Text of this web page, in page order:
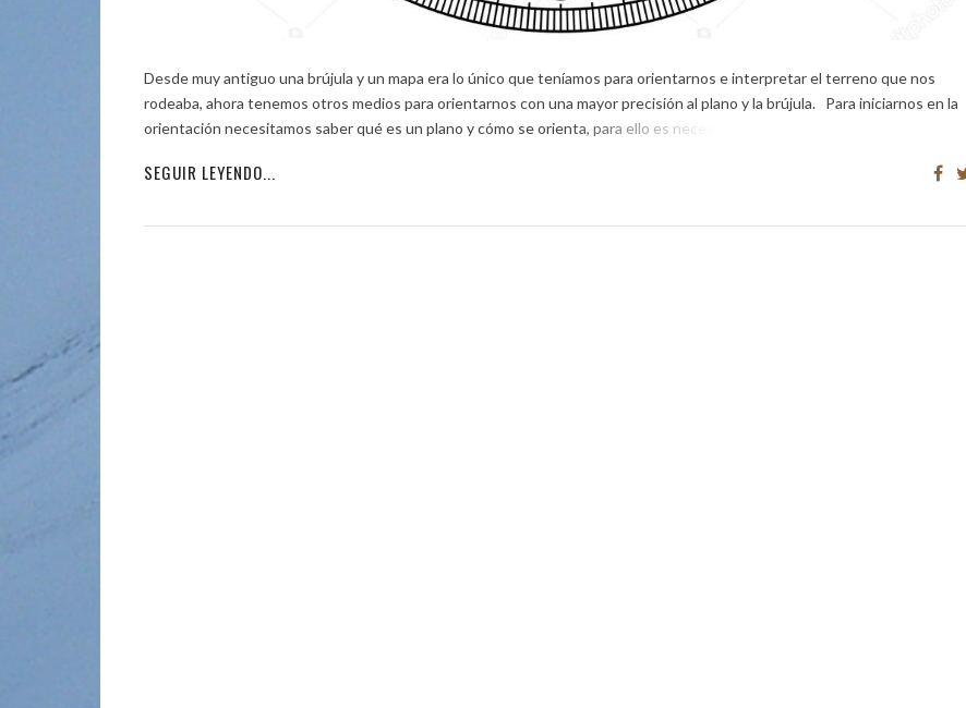
Desde muy antiguo una brújula y un mapa era lo único que teníamos para orientarnos e interpretar el terreno que nos
rodeaba, ahora tenemos otros medios para orientarnos con una mayor precisión al plano y la brújula. Para iniciarnos en la
orientación necesitamos saber qué es un plano y cómo se orienta, para ello es necesario […]
SEGUIR LEYENDO...